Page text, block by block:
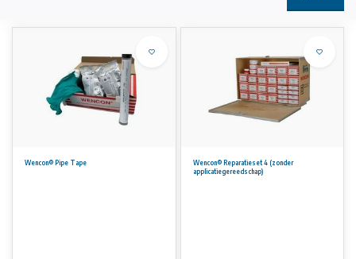
Wencon® Pipe Tape
Wencon® Reparatieset 4 (zonder
applicatiegereedschap)